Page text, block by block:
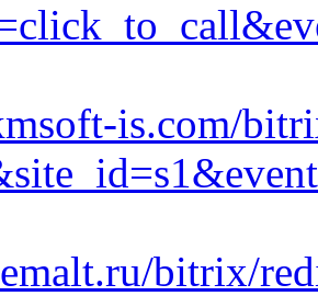
is.com/
bitrix/